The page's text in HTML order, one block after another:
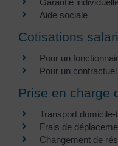
Garantie
Aide sociale
Cotisations
Pour un
Pour un contractuel
Prise en charge
Transport domicile-
Frais de
Changement de